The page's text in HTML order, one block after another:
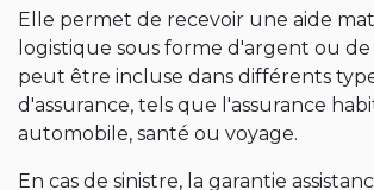
Elle permet de recevoir une aide
logistique sous forme d'argent ou de
peut être incluse dans différents
d'assurance, tels que l'assurance
automobile, santé ou voyage.
En cas de sinistre, la garantie